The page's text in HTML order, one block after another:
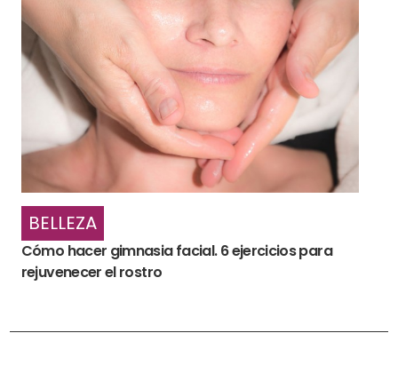
BELLEZA
Cómo hacer gimnasia facial. 6 ejercicios para
rejuvenecer el rostro